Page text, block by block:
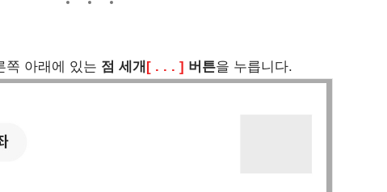
쪽 아래에 있는 점 세개 [ . . . ] 버튼을 누릅니다.